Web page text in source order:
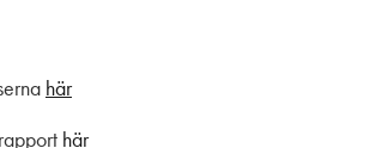
här
här